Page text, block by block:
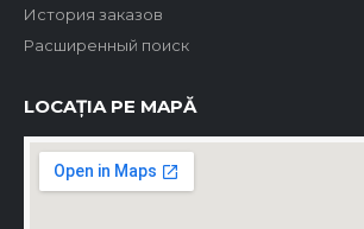
История заказов
Расширенный поиск
LOCAȚIA PE MAPĂ